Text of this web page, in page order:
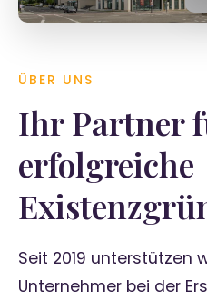
ÜBER UNS
Ihr Partner
erfolgreiche
Seit 2019 unterstützen
Unternehmer bei der